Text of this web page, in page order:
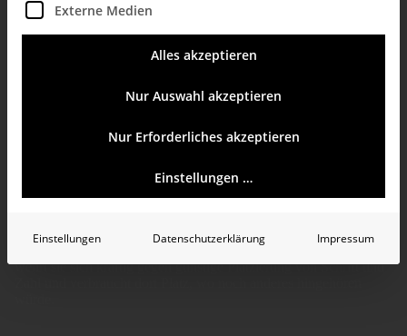
geeignet für
Dashboardszu sein scheint. Tatsächlich aber
wehrt sie sich kräftig gegen günstige Platzierung von Schrift und
Externe Medien
Alles akzeptieren
Nur Auswahl akzeptieren
Nur Erforderliches akzeptieren
Einstellungen …
Einstellungen Datenschutzerklärung Impressum